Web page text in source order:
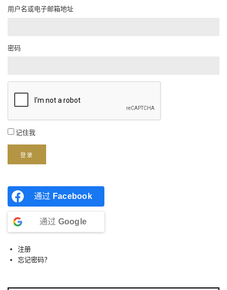
用户名或电子邮箱地址
密码
记住我
登录
通过 Facebook
通过 Google
注册
忘记密码？